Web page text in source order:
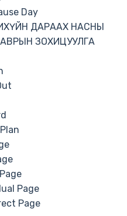
Day
ДАРААХ НАСНЫ
ЗОХИЦУУЛГА
Page
Page